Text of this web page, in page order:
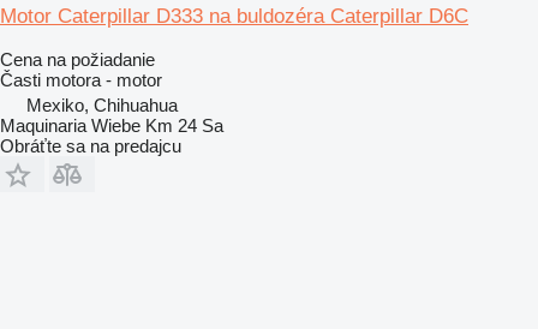
Motor Caterpillar D333 na buldozéra Caterpillar D6C
Cena na požiadanie
Časti motora - motor
Mexiko, Chihuahua
Maquinaria Wiebe Km 24 Sa
Obráťte sa na predajcu